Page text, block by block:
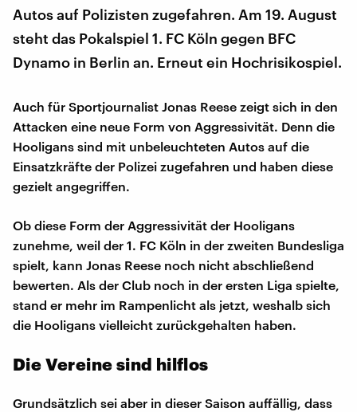
Autos auf Polizisten zugefahren. Am 19. August
steht das Pokalspiel 1. FC Köln gegen BFC
Dynamo in Berlin an. Erneut ein Hochrisikospiel.
Auch für Sportjournalist Jonas Reese zeigt sich in den
Attacken eine neue Form von Aggressivität. Denn die
Hooligans sind mit unbeleuchteten Autos auf die
Einsatzkräfte der Polizei zugefahren und haben diese
gezielt angegriffen.
Ob diese Form der Aggressivität der Hooligans
zunehme, weil der 1. FC Köln in der zweiten Bundesliga
spielt, kann Jonas Reese noch nicht abschließend
bewerten. Als der Club noch in der ersten Liga spielte,
stand er mehr im Rampenlicht als jetzt, weshalb sich
die Hooligans vielleicht zurückgehalten haben.
Die Vereine sind hilflos
Grundsätzlich sei aber in dieser Saison auffällig, dass